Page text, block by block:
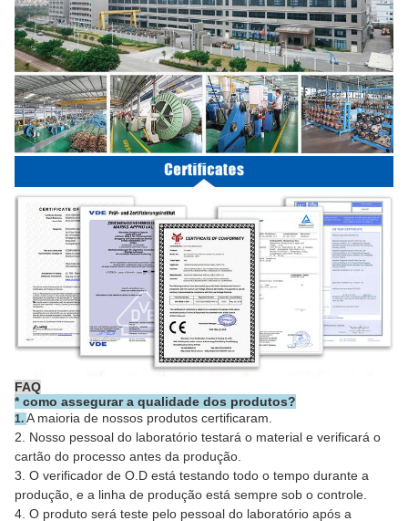
FAQ
* como assegurar a qualidade dos produtos?
1. A maioria de nossos produtos certificaram.
2. Nosso pessoal do laboratório testará o material e verificará o
cartão do processo antes da produção.
3. O verificador de O.D está testando todo o tempo durante a
produção, e a linha de produção está sempre sob o controle.
4. O produto será teste pelo pessoal do laboratório após a